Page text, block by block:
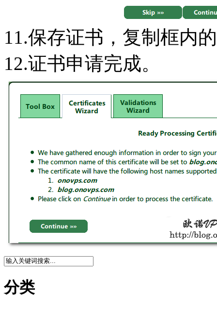
11.保存证书，复制框内
12.证书申请完成。
分类